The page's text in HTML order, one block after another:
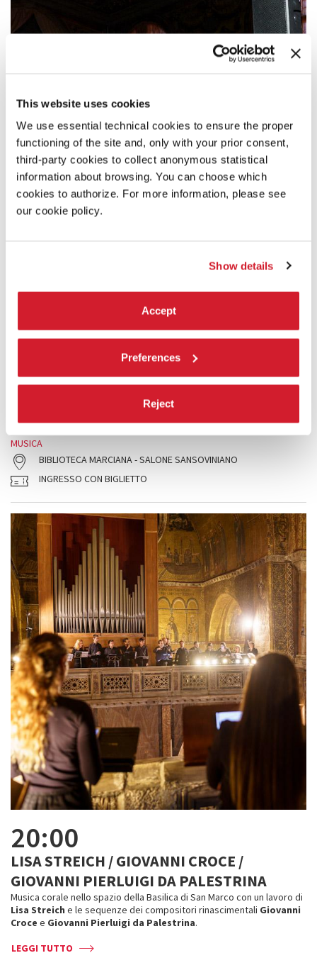
This website uses cookies
We use essential technical cookies to ensure the proper
functioning of the site and, only with your prior consent,
third-party cookies to collect anonymous statistical
information about browsing. You can choose which
cookies to authorize. For more information, please see
our cookie policy.
Show details
Accept
Preferences
Reject
EVA REITER / MONSIEUR DE SAINTE-
Le due viole da gamba in organico sono protagoniste di una prima
assoluta diEva Reitere della musica del compositore barocco
Monsieur de Sainte-Colombe.
LEGGI TUTTO
MUSICA
BIBLIOTECA MARCIANA - SALONE SANSOVINIANO
INGRESSO CON BIGLIETTO
20:00
LISA STREICH / GIOVANNI CROCE /
GIOVANNI PIERLUIGI DA PALESTRINA
Musica corale nello spazio della Basilica di San Marco con un lavoro di
Lisa Streich e le sequenze dei compositori rinascimentali Giovanni
Croce e Giovanni Pierluigi da Palestrina.
LEGGI TUTTO